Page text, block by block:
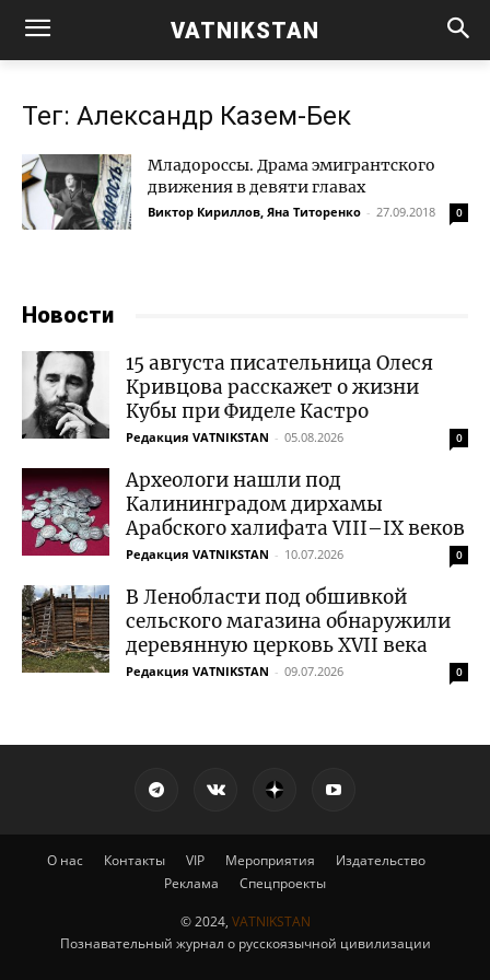
VATNIKSTAN
Тег: Александр Казем-Бек
Младороссы. Драма эмигрантского
движения в девяти главах
Виктор Кириллов, Яна Титоренко - 27.09.2018 0
Новости
15 августа писательница Олеся
Кривцова расскажет о жизни
Кубы при Фиделе Кастро
Редакция VATNIKSTAN - 05.08.2026 0
Археологи нашли под
Калининградом дирхамы
Арабского халифата VIII–IX веков
Редакция VATNIKSTAN - 10.07.2026 0
В Ленобласти под обшивкой
сельского магазина обнаружили
деревянную церковь XVII века
Редакция VATNIKSTAN - 09.07.2026 0
О нас Контакты VIP Мероприятия
Издательство
Реклама
Спецпроекты
© 2024, VATNIKSTAN
Познавательный журнал о русскоязычной цивилизации